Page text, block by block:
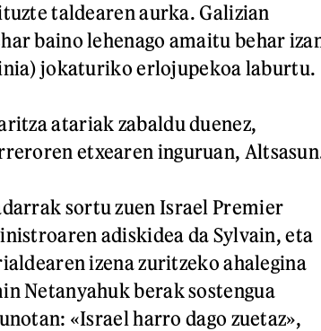
taldearen aurka. Galizian
baino lehenago amaitu behar
jokaturiko erlojupekoa laburtu.
atariak zabaldu duenez,
etxearen inguruan,
sortu zuen Israel Premier
adiskidea da Sylvain, eta
izena zuritzeko ahalegina
Netanyahuk berak sostengua
«Israel harro dago zuetaz»,